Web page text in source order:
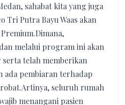
sahabat kita yang juga
Tri Putra Bayu Waas akan
melalui program ini akan
telah memberikan
ada pembiaran terhadap
seluruh rumah
menangani pasien